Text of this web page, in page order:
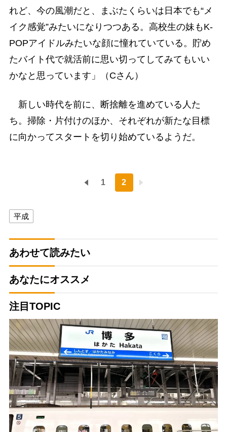
れど、今の風潮だと、まぶたくらいは日本でも“メ
イク感覚”みたいになりつつある。高校生の妹もK-
POPアイドルみたいな顔に憧れていている。貯め
たバイト代で就活前に思い切ってしてみてもいい
かなと思っています」（Cさん）
新しい時代を前に、断捨離を進めている人た
ち。掃除・片付けのほか、それぞれが新たな目標
に向かってスタートを切り始めているようだ。
1 2
平成
あわせて読みたい
あなたにオススメ
注目TOPIC